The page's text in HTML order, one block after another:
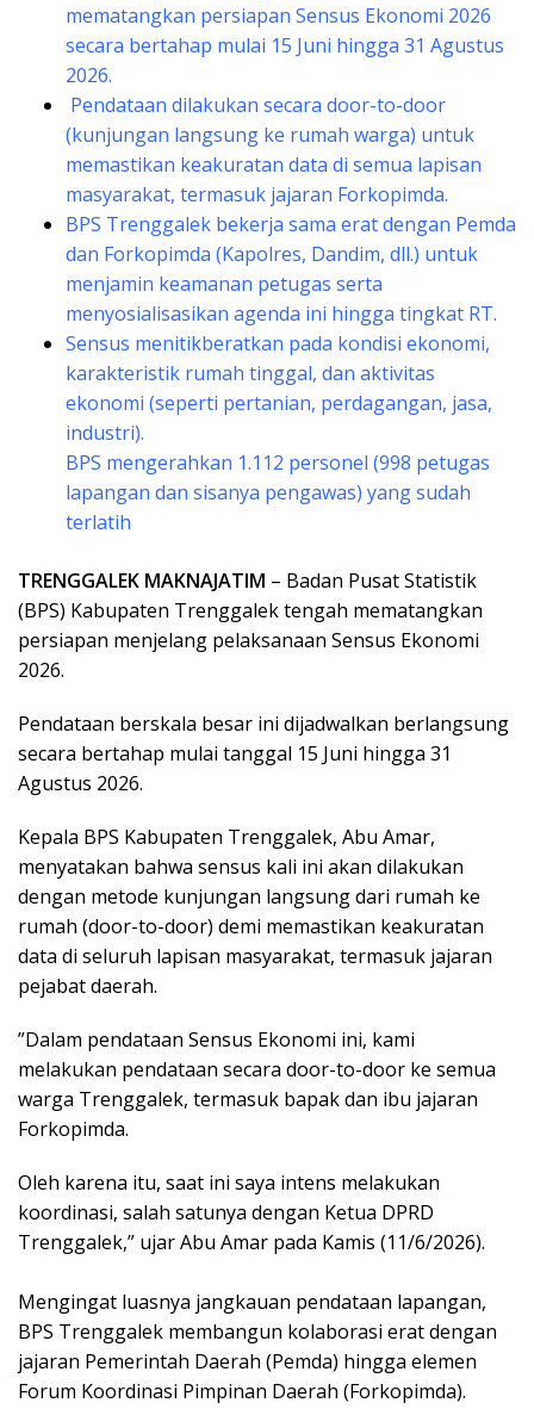
mematangkan persiapan Sensus Ekonomi 2026
secara bertahap mulai 15 Juni hingga 31 Agustus
2026.
​ Pendataan dilakukan secara door-to-door
(kunjungan langsung ke rumah warga) untuk
memastikan keakuratan data di semua lapisan
masyarakat, termasuk jajaran Forkopimda.
​BPS Trenggalek bekerja sama erat dengan Pemda
dan Forkopimda (Kapolres, Dandim, dll.) untuk
menjamin keamanan petugas serta
menyosialisasikan agenda ini hingga tingkat RT.
​Sensus menitikberatkan pada kondisi ekonomi,
karakteristik rumah tinggal, dan aktivitas
ekonomi (seperti pertanian, perdagangan, jasa,
industri).
​BPS mengerahkan 1.112 personel (998 petugas
lapangan dan sisanya pengawas) yang sudah
terlatih
TRENGGALEK MAKNAJATIM – Badan Pusat Statistik
(BPS) Kabupaten Trenggalek tengah mematangkan
persiapan menjelang pelaksanaan Sensus Ekonomi
2026.
Pendataan berskala besar ini dijadwalkan berlangsung
secara bertahap mulai tanggal 15 Juni hingga 31
Agustus 2026.
​Kepala BPS Kabupaten Trenggalek, Abu Amar,
menyatakan bahwa sensus kali ini akan dilakukan
dengan metode kunjungan langsung dari rumah ke
rumah (door-to-door) demi memastikan keakuratan
data di seluruh lapisan masyarakat, termasuk jajaran
pejabat daerah.
​”Dalam pendataan Sensus Ekonomi ini, kami
melakukan pendataan secara door-to-door ke semua
warga Trenggalek, termasuk bapak dan ibu jajaran
Forkopimda.
Oleh karena itu, saat ini saya intens melakukan
koordinasi, salah satunya dengan Ketua DPRD
Trenggalek,” ujar Abu Amar pada Kamis (11/6/2026).
​Mengingat luasnya jangkauan pendataan lapangan,
BPS Trenggalek membangun kolaborasi erat dengan
jajaran Pemerintah Daerah (Pemda) hingga elemen
Forum Koordinasi Pimpinan Daerah (Forkopimda).